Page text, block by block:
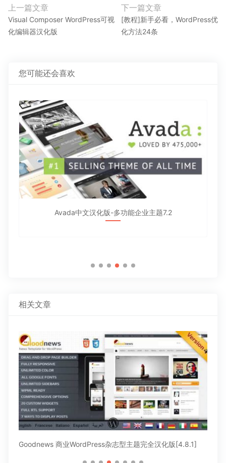
文
章
导
上一篇文章
上
一
章：
Visual Composer WordPress可视
化编辑器汉化版
下一篇文章
下
一
[教程]新手必看，WordPress优
化方法24条
您可能还会喜欢
Avada中文汉化版-多功能企业主题7.2
相关文章
Goodnews 商业WordPress杂志型主题完全汉化版[4.8.1]